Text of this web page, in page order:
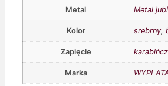
Metal Metal
Kolor srebrny,
Zapięcie
Marka